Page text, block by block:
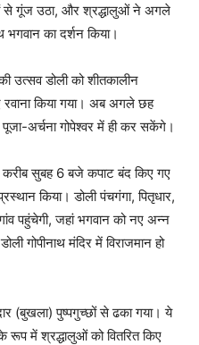
से गूंज उठा, और श्रद्धालुओं ने अगले
का दर्शन किया।
उत्सव डोली को शीतकालीन
रवाना किया गया। अब अगले छह
अर्चना गोपेश्वर में ही कर सकेंगे।
सुबह 6 बजे कपाट बंद किए गए
किया। डोली पंचगंगा, पितृधार,
पहुंचेगी, जहां भगवान को नए अन्न
गोपीनाथ मंदिर में विराजमान हो
(बुखला) पुष्पगुच्छों से ढका गया। ये
में श्रद्धालुओं को वितरित किए